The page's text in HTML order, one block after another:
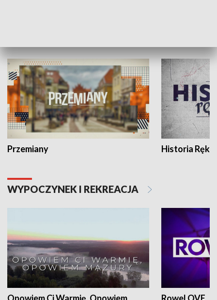
Przemiany Historia Ręką
WYPOCZYNEK I REKREACJA